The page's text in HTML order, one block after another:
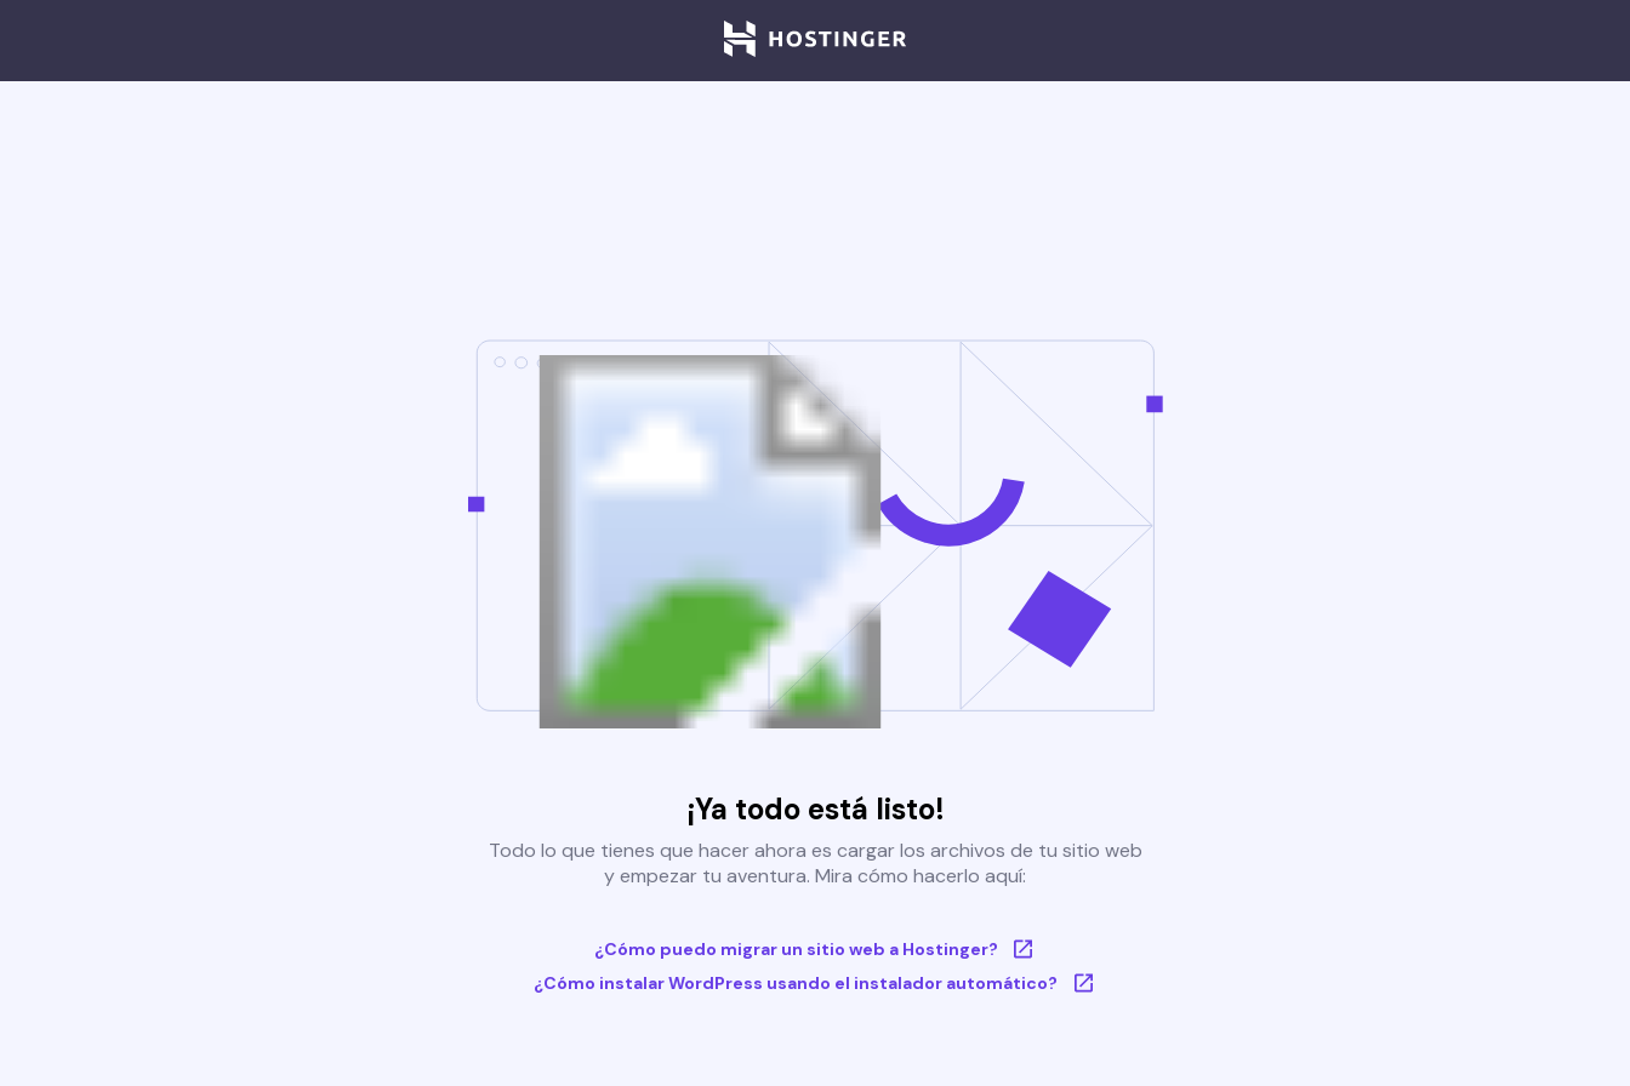
¡Ya todo está listo!
Todo lo que tienes que hacer ahora es cargar los archivos de tu sitio web
y empezar tu aventura. Mira cómo hacerlo aquí:
¿Cómo puedo migrar un sitio web a Hostinger?
¿Cómo instalar WordPress usando el instalador automático?